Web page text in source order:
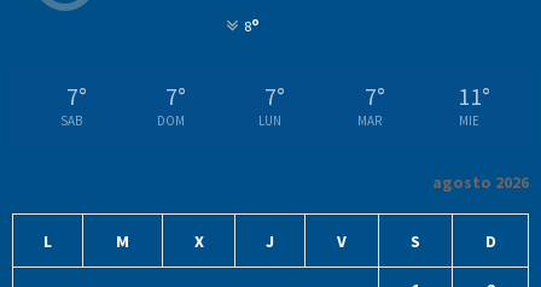
8°
7°
SAB
7°
DOM
7°
LUN
7°
MAR
11°
MIE
agosto 2026
L M X J V S D